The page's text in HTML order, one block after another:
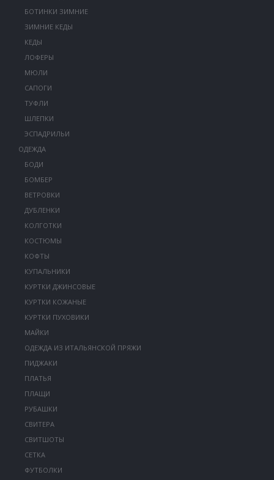
БОТИНКИ ЗИМНИЕ
ЗИМНИЕ КЕДЫ
КЕДЫ
ЛОФЕРЫ
МЮЛИ
САПОГИ
ТУФЛИ
ШЛЕПКИ
ЭСПАДРИЛЬИ
ОДЕЖДА
БОДИ
БОМБЕР
ВЕТРОВКИ
ДУБЛЕНКИ
КОЛГОТКИ
КОСТЮМЫ
КОФТЫ
КУПАЛЬНИКИ
КУРТКИ ДЖИНСОВЫЕ
КУРТКИ КОЖАНЫЕ
КУРТКИ ПУХОВИКИ
МАЙКИ
ОДЕЖДА ИЗ ИТАЛЬЯНСКОЙ ПРЯЖИ
ПИДЖАКИ
ПЛАТЬЯ
ПЛАЩИ
РУБАШКИ
СВИТЕРА
СВИТШОТЫ
СЕТКА
ФУТБОЛКИ